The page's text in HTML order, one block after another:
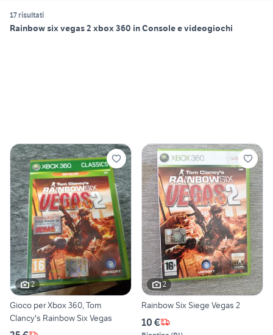
17 risultati
Rainbow six vegas 2 xbox 360 in Console e videogiochi
2
Gioco per Xbox 360, Tom
Clancy's Rainbow Six Vegas
2
Rainbow Six Siege Vegas 2
10 €